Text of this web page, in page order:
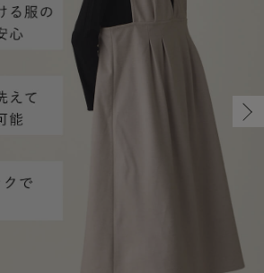
ト）・ママコート
ル
ル
・お呼ばれ）
ツ・ボトムス
MAX55%OFF ブラック
レギンス
きれいめスカート派
きれいめ美脚パンツ派
王道シンプル派
セットアップ派
【フォーマル】トッ
【ベビー】グッズ
コンビ肌着
快適ウェア10%OFF
Iライン ・タイトシ
ジャンパースカート/
ワーク・オフィス
フォーマル / オケー
あったかアイテム｜
〜10,000円（税込）
10,001円（税込）〜
女の子におススメの
男の子におススメの
もらって嬉しいギフト
かわいくておもしろ
腹巻・ひざ上パンツ
保温&リカバリー
レギンス・タイツ
カップ付きインナー
産後に使うグッズ
【冬のあったか特集
【冬のあったか特集